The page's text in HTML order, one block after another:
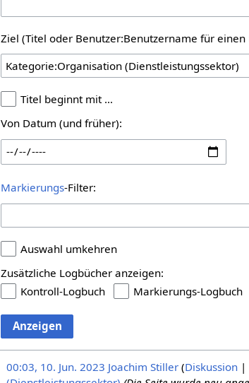
Ziel (Titel oder Benutzer:Benutzername für einen
Titel beginnt mit …
Von Datum (und früher):
Markierungs-Filter:
Auswahl umkehren
Zusätzliche Logbücher anzeigen:
Kontroll-Logbuch
Markierungs-Logbuch
Anzeigen
00:03, 10. Jun. 2023 Joachim Stiller Diskussion